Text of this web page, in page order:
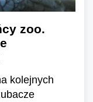
zoo.
kolejnych